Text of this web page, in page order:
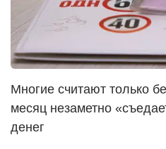
Многие считают только
месяц незаметно
денег